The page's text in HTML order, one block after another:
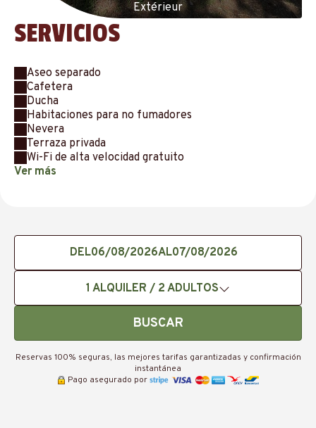
Extérieur
SERVICIOS
Aseo separado
Cafetera
Ducha
Habitaciones para no fumadores
Nevera
Terraza privada
Wi-Fi de alta velocidad gratuito
Ver más
DEL AL
1 ALQUILER / 2 ADULTOS
BUSCAR
Reservas 100% seguras, las mejores tarifas garantizadas y confirmación
instantánea
Pago asegurado por